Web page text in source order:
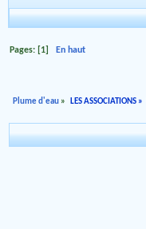
Pages: [1] En haut
Plume d'eau » LES ASSOCIATIONS»